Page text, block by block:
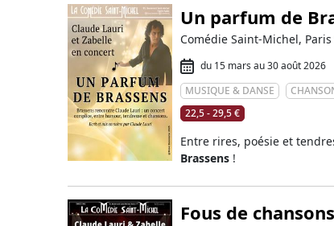
Un parfum de
Comédie Saint-Michel, Paris
du 15 mars au 30 août 2026
MUSIQUE & DANSE
22,5 - 29,5 €
Entre rires, poésie et
Brassens !
Fous de